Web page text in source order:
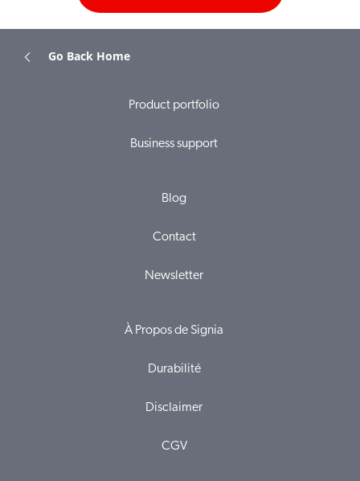
Go Back Home
Product portfolio
Business support
Blog
Contact
Newsletter
À Propos de Signia
Durabilité
Disclaimer
CGV